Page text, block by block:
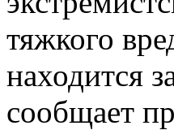
тяжкого
находится
сообщает